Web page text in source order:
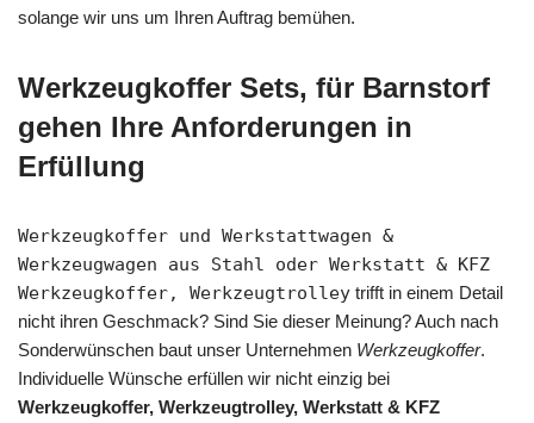
solange wir uns um Ihren Auftrag bemühen.
Werkzeugkoffer Sets, für Barnstorf
gehen Ihre Anforderungen in
Erfüllung
Werkzeugkoffer und Werkstattwagen &
Werkzeugwagen aus Stahl oder Werkstatt & KFZ
Werkzeugkoffer, Werkzeugtrolley trifft in einem Detail
nicht ihren Geschmack? Sind Sie dieser Meinung? Auch nach
Sonderwünschen baut unser Unternehmen Werkzeugkoffer.
Individuelle Wünsche erfüllen wir nicht einzig bei
Werkzeugkoffer, Werkzeugtrolley, Werkstatt & KFZ